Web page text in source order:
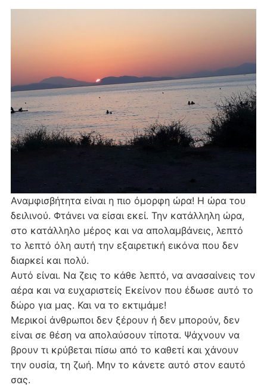
Αναμφισβήτητα είναι η πιο όμορφη ώρα! Η ώρα του
δειλινού. Φτάνει να είσαι εκεί. Την κατάλληλη ώρα,
στο κατάλληλο μέρος και να απολαμβάνεις, λεπτό
το λεπτό όλη αυτή την εξαιρετική εικόνα που δεν
διαρκεί και πολύ.
Αυτό είναι. Να ζεις το κάθε λεπτό, να ανασαίνεις τον
αέρα και να ευχαριστείς Εκείνον που έδωσε αυτό το
δώρο για μας. Και να το εκτιμάμε!
Μερικοί άνθρωποι δεν ξέρουν ή δεν μπορούν, δεν
είναι σε θέση να απολαύσουν τίποτα. Ψάχνουν να
βρουν τι κρύβεται πίσω από το καθετί και χάνουν
την ουσία, τη ζωή. Μην το κάνετε αυτό στον εαυτό
σας.